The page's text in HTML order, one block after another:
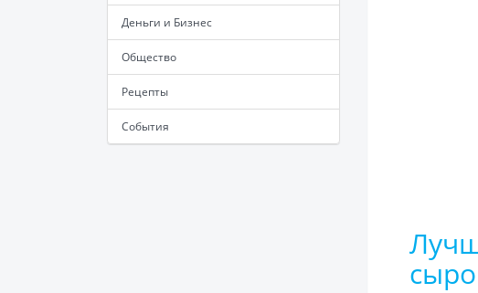
Деньги и Бизнес
Общество
Рецепты
События